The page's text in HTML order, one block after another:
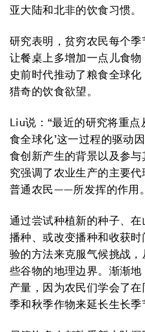
亚大陆和北非的饮食习惯。
研究表明，贫穷农民每个
让餐桌上多增加一点儿食
史前时代推动了粮食全球
猎奇的饮食欲望。
Liu说：“最近的研究将重点
食全球化’这一过程的驱动
食创新产生的背景以及参
究强调了农业生产的主要
普通农民——所发挥的作用
通过尝试种植新的种子、
播种、或改变播种和收获
验的方法来克服气候挑战
些谷物的地理边界。渐渐
产量，因为农民们学会了
季和秋季作物来延长生长季